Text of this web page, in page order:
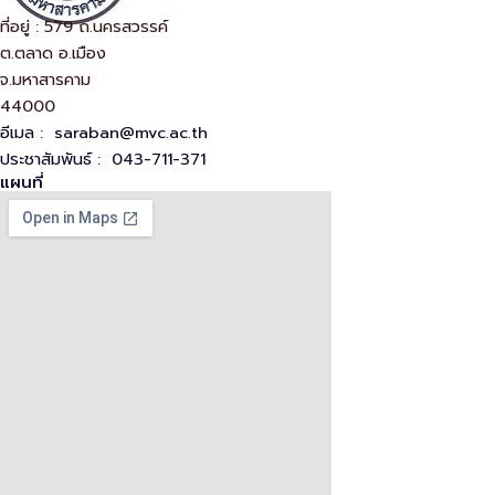
ที่อยู่ : 579 ถ.นครสวรรค์
ต.ตลาด อ.เมือง
จ.มหาสารคาม
44000
อีเมล : saraban@mvc.ac.th
ประชาสัมพันธ์ : 043-711-371
แผนที่